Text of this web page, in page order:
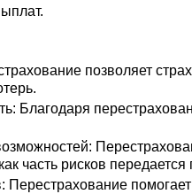
позволяет
Благодаря
часть рисков
Перестрахование